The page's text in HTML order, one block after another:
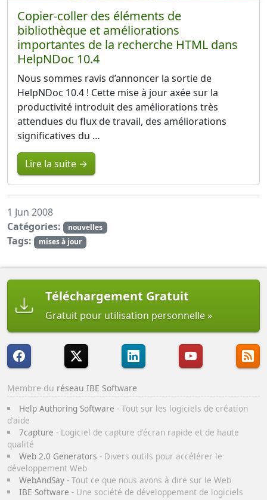
Copier-coller des éléments de
bibliothèque et améliorations
importantes de la recherche HTML dans
HelpNDoc 10.4
Nous sommes ravis d’annoncer la sortie de
HelpNDoc 10.4 ! Cette mise à jour axée sur la
productivité introduit des améliorations très
attendues du flux de travail, des améliorations
significatives du …
Lire la suite →
1 Jun 2008
Catégories:
nouvelles
Tags: mises à jour
Téléchargement Gratuit
Gratuit pour utilisation personnelle
Membre du réseau IBE Software
Help Authoring Software - Tout sur les logiciels de création
d'aide
7capture - Logiciel de capture d'écran rapide et de haute
qualité
Web 2.0 Generators - Divers outils pour accélérer le
développement Web
WebAndSay- Tout ce que nous avons à dire sur le Web
IBE Software - Une société de développement de logiciels